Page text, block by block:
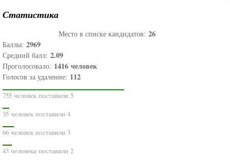
Статистика
Место в списке кандидатов: 26
Баллы: 2969
Средний балл: 2.09
Проголосовало: 1416 человек
Голосов за удаление: 112
755 человек поставили 5
35 человек поставили 4
66 человек поставили 3
43 человека поставили 2